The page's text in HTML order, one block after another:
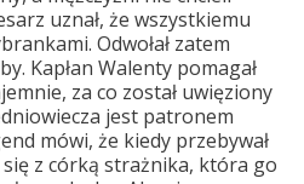
uznał, że wszystkiemu
Odwołał zatem
Kapłan Walenty pomagał
za co został uwięziony
jest patronem
mówi, że kiedy przebywał
z córką strażnika, która go